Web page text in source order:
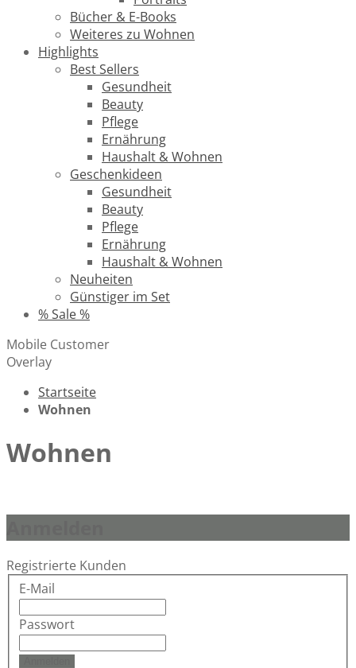
Bücher & E-Books
Weiteres zu Wohnen
Highlights
Best Sellers
Gesundheit
Beauty
Pflege
Ernährung
Haushalt & Wohnen
Geschenkideen
Gesundheit
Beauty
Pflege
Ernährung
Haushalt & Wohnen
Neuheiten
Günstiger im Set
% Sale %
Mobile Customer
Overlay
Startseite
Wohnen
Wohnen
Registrierte Kunden
E-Mail
Passwort